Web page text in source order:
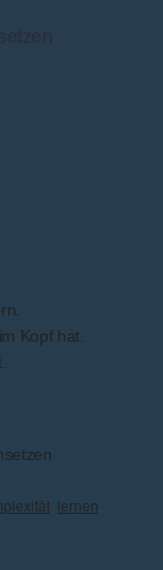
Kopf hat.
, lernen,